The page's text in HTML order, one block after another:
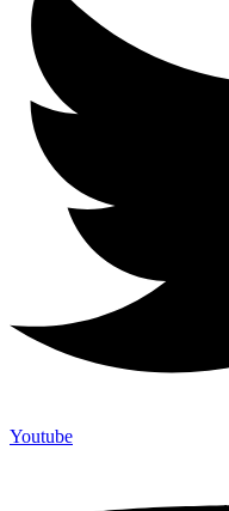
Youtube